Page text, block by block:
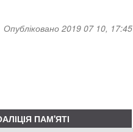
Опубліковано 2019 07 10, 17:45
ПАМ'ЯТІ